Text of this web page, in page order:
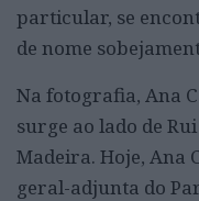
particular, se
de nome
Na fotografia, Ana
surge ao lado de
Madeira. Hoje, Ana
geral-adjunta do